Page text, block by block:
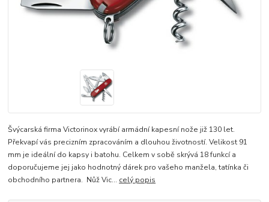
Švýcarská firma Victorinox vyrábí armádní kapesní nože již 130 let.
Překvapí vás precizním zpracováním a dlouhou životností. Velikost 91
mm je ideální do kapsy i batohu. Celkem v sobě skrývá 18 funkcí a
doporučujeme jej jako hodnotný dárek pro vašeho manžela, tatínka či
obchodního partnera. Nůž Vic... celý popis